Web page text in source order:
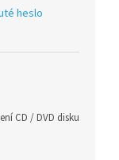
heslo
CD / DVD disku